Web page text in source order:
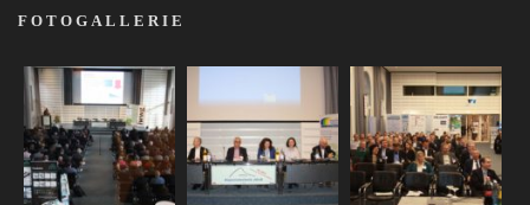
FOTOGALLERIE